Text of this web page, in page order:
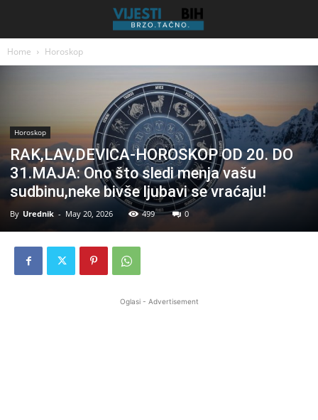
Home Horoskop
Horoskop
RAK,LAV,DEVICA-HOROSKOP OD 20. DO
31.MAJA: Ono što sledi menja vašu
sudbinu,neke bivše ljubavi se vraćaju!
By Urednik - May 20, 2026 499 0
Oglasi - Advertisement